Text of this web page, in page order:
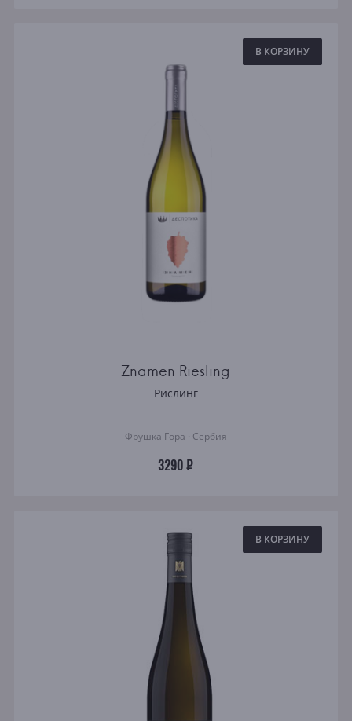
В КОРЗИНУ
Znamen Riesling
Рислинг
Фрушка Гора · Сербия
3290 ₽
В КОРЗИНУ